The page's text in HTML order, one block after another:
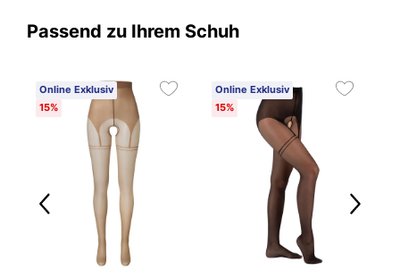
Passend zu Ihrem Schuh
Online Exklusiv
15%
Online Exklusiv
15%